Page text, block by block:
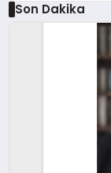
Son Dakika